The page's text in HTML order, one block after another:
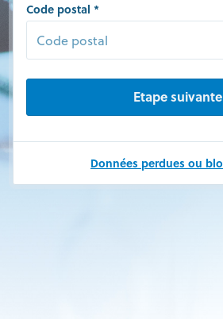
Code postal
Données perdues ou